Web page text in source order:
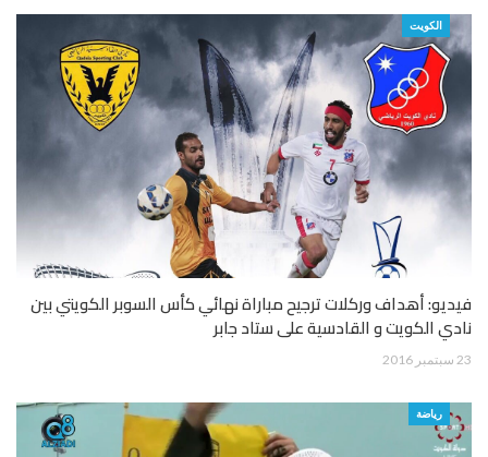
الكويت
فيديو: أهداف وركلات ترجيح مباراة نهائي كأس السوبر الكويتي بين
نادي الكويت و القادسية على ستاد جابر
23 سبتمبر 2016
رياضة